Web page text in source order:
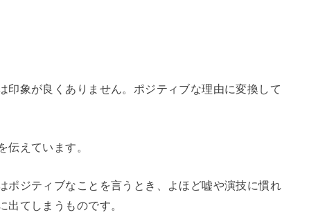
印象が良くありません。ポジティブな理由に変換して
伝えています。
ポジティブなことを言うとき、よほど嘘や演技に慣れ
てしまうものです。